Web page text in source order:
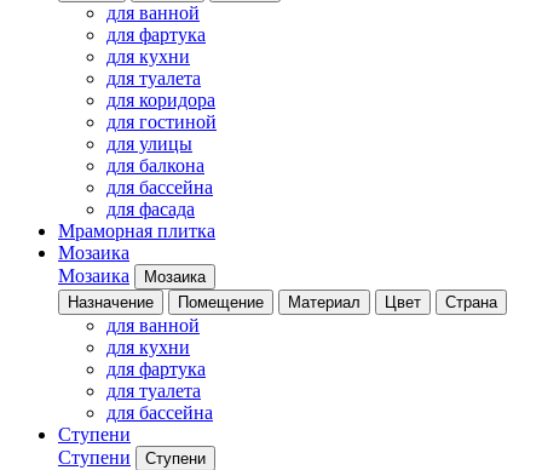
для ванной
для фартука
для кухни
для туалета
для коридора
для гостиной
для улицы
для балкона
для бассейна
для фасада
Мраморная плитка
Мозаика
Мозаика
Мозаика
Назначение
Помещение Материал Цвет Страна
для ванной
для кухни
для фартука
для туалета
для бассейна
Ступени
Ступени
Ступени